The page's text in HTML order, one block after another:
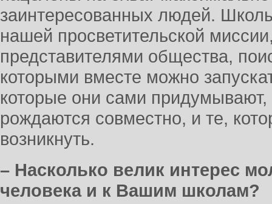
заинтересованных людей.
нашей просветительской
представителями общества,
которыми вместе можно
которые они сами придумывают,
рождаются совместно, и те,
возникнуть.
– Насколько велик интерес
человека и к Вашим школам?